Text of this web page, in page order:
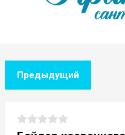
Предыдущий